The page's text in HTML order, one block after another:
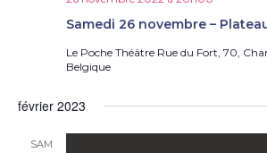
Samedi 26 novembre –
Le Poche Théâtre Rue du Fort, 70,
Belgique
février 2023
SAM